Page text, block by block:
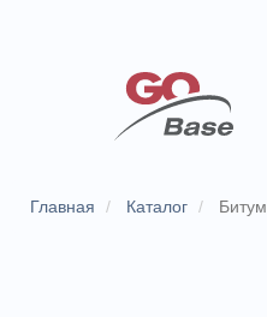
Главная Каталог Битум